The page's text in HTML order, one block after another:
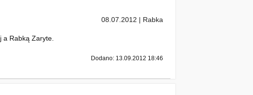
08.07.2012 | Rabka
Rabką Zaryte.
Dodano: 13.09.2012 18:46